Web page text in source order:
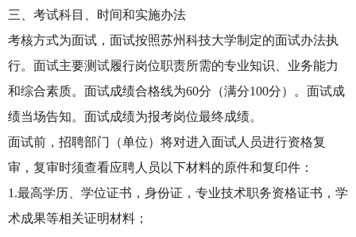
三、考试科目、时间和实施办法
考核方式为面试，面试按照苏州科技大学制定的面试办法执
行。面试主要测试履行岗位职责所需的专业知识、业务能力
和综合素质。面试成绩合格线为60分（满分100分）。面试成
绩当场告知。面试成绩为报考岗位最终成绩。
面试前，招聘部门（单位）将对进入面试人员进行资格复
审，复审时须查看应聘人员以下材料的原件和复印件：
1.最高学历、学位证书，身份证，专业技术职务资格证书，学
术成果等相关证明材料；